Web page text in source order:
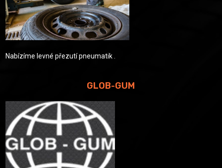
Nabízíme levné přezutí pneumatik .
GLOB-GUM